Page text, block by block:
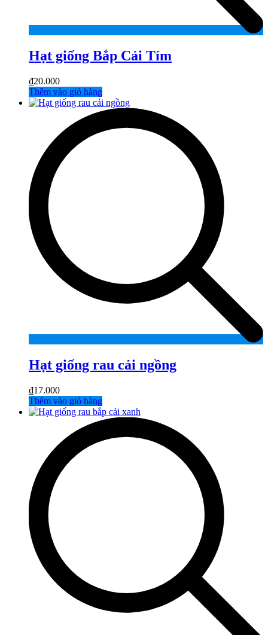
Hạt giống Bắp Cải Tím
₫20.000
Thêm vào giỏ hàng
Hạt giống rau cải ngồng
₫17.000
Thêm vào giỏ hàng